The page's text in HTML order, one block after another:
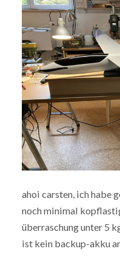
ahoi carsten, ich habe
noch minimal
überraschung unter 5
ist kein backup-akku